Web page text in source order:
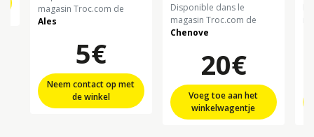
magasin Troc.com de
Ales
5€
Neem contact op met
de winkel
Disponible dans le
magasin Troc.com de
Chenove
20€
Voeg toe aan het
winkelwagentje